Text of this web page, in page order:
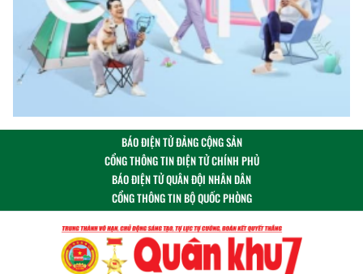
BÁO ĐIỆN TỬ ĐẢNG CỘNG SẢN
CỔNG THÔNG TIN ĐIỆN TỬ CHÍNH PHỦ
BÁO ĐIỆN TỬ QUÂN ĐỘI NHÂN DÂN
CỔNG THÔNG TIN BỘ QUỐC PHÒNG